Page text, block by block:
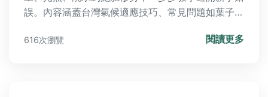
誤。內容涵蓋台灣氣候適應技巧、常見問題如葉子變
合初學者打造陽台小花園，實用技巧一次掌握！
616次瀏覽 閱讀更多